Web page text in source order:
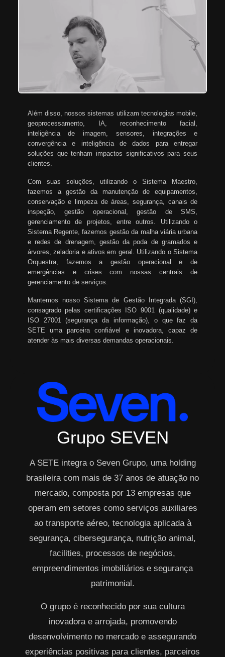
Além disso, nossos sistemas utilizam tecnologias mobile,
geoprocessamento, IA, reconhecimento facial,
inteligência de imagem, sensores, integrações e
convergência e inteligência de dados para entregar
soluções que tenham impactos significativos para seus
clientes.
Com suas soluções, utilizando o Sistema Maestro,
fazemos a gestão da manutenção de equipamentos,
conservação e limpeza de áreas, segurança, canais de
inspeção, gestão operacional, gestão de SMS,
gerenciamento de projetos, entre outros. Utilizando o
Sistema Regente, fazemos gestão da malha viária urbana
e redes de drenagem, gestão da poda de gramados e
árvores, zeladoria e ativos em geral. Utilizando o Sistema
Orquestra, fazemos a gestão operacional e de
emergências e crises com nossas centrais de
gerenciamento de serviços.
Mantemos nosso Sistema de Gestão Integrada (SGI),
consagrado pelas certificações ISO 9001 (qualidade) e
ISO 27001 (segurança da informação), o que faz da
SETE uma parceira confiável e inovadora, capaz de
atender às mais diversas demandas operacionais.
Grupo SEVEN
A SETE integra o Seven Grupo, uma holding
brasileira com mais de 37 anos de atuação no
mercado, composta por 13 empresas que
operam em setores como serviços auxiliares
ao transporte aéreo, tecnologia aplicada à
segurança, cibersegurança, nutrição animal,
facilities, processos de negócios,
empreendimentos imobiliários e segurança
patrimonial.
O grupo é reconhecido por sua cultura
inovadora e arrojada, promovendo
desenvolvimento no mercado e assegurando
experiências positivas para clientes, parceiros